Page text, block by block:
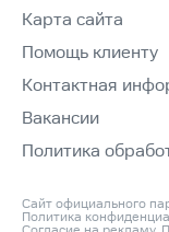
Карта сайта
Помощь клиенту
Контактная
Вакансии
Политика
Сайт официального
Политика